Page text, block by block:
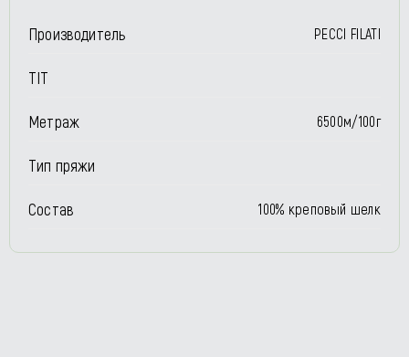
Производитель PECCI FILATI
TIT
Метраж 6500м/100г
Тип пряжи
Состав 100% креповый шелк